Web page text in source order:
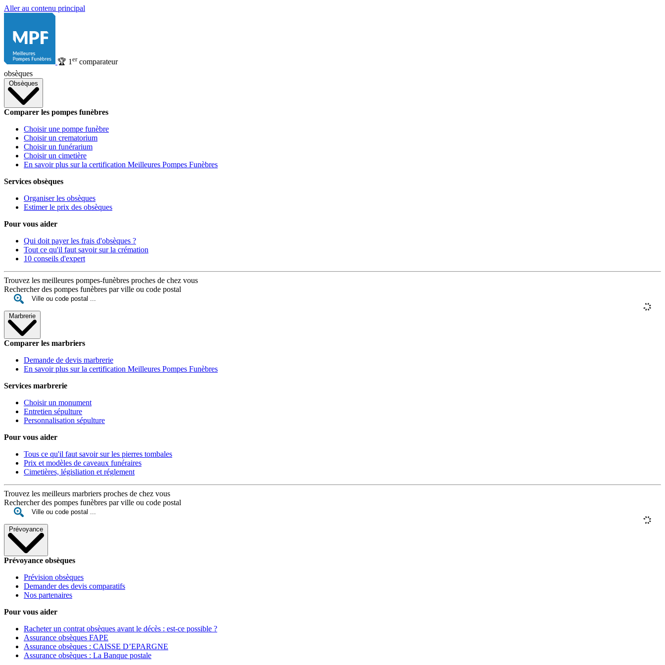
Aller au contenu principal
🏆 1 ercomparateur
obsèques
Obsèques
Comparer les pompes funèbres
Choisir une pompe funèbre
Choisir un crematorium
Choisir un funérarium
Choisir un cimetière
En savoir plus sur la certification Meilleures Pompes Funèbres
Services obsèques
Organiser les obsèques
Estimer le prix des obsèques
Pour vous aider
Qui doit payer les frais d'obsèques ?
Tout ce qu'il faut savoir sur la crémation
10 conseils d'expert
Trouvez les meilleures pompes-funèbres proches de chez vous
Rechercher des pompes funèbres par ville ou code postal
Marbrerie
Comparer les marbriers
Demande de devis marbrerie
En savoir plus sur la certification Meilleures Pompes Funèbres
Services marbrerie
Choisir un monument
Entretien sépulture
Personnalisation sépulture
Pour vous aider
Tous ce qu'il faut savoir sur les pierres tombales
Prix et modèles de caveaux funéraires
Cimetières, législiation et réglement
Trouvez les meilleurs marbriers proches de chez vous
Rechercher des pompes funèbres par ville ou code postal
Prévoyance
Prévoyance obsèques
Prévision obsèques
Demander des devis comparatifs
Nos partenaires
Pour vous aider
Racheter un contrat obsèques avant le décès : est-ce possible ?
Assurance obsèques FAPE
Assurance obsèques : CAISSE D’EPARGNE
Assurance obsèques : La Banque postale